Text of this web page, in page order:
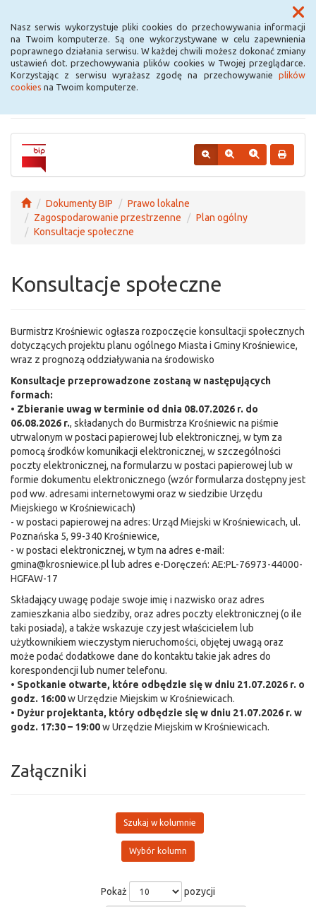
Nasz serwis wykorzystuje pliki cookies do przechowywania informacji
na Twoim komputerze. Są one wykorzystywane w celu zapewnienia
poprawnego działania serwisu. W każdej chwili możesz dokonać zmiany
ustawień dot. przechowywania plików cookies w Twojej przeglądarce.
Korzystając z serwisu wyrażasz zgodę na przechowywanie plików
cookies na Twoim komputerze.
Menu
Urząd Miejski w
Krośniewicach
Dokumenty BIP
Prawo lokalne
Zagospodarowanie przestrzenne
Plan ogólny
Konsultacje społeczne
Konsultacje społeczne
Burmistrz Krośniewic ogłasza rozpoczęcie konsultacji społecznych
dotyczących projektu planu ogólnego Miasta i Gminy Krośniewice,
wraz z prognozą oddziaływania na środowisko
Konsultacje przeprowadzone zostaną w następujących
formach:
• Zbieranie uwag w terminie od dnia 08.07.2026 r. do
06.08.2026 r., składanych do Burmistrza Krośniewic na piśmie
utrwalonym w postaci papierowej lub elektronicznej, w tym za
pomocą środków komunikacji elektronicznej, w szczególności
poczty elektronicznej, na formularzu w postaci papierowej lub w
formie dokumentu elektronicznego (wzór formularza dostępny jest
pod ww. adresami internetowymi oraz w siedzibie Urzędu
Miejskiego w Krośniewicach)
- w postaci papierowej na adres: Urząd Miejski w Krośniewicach, ul.
Poznańska 5, 99-340 Krośniewice,
- w postaci elektronicznej, w tym na adres e-mail:
gmina@krosniewice.pl lub adres e-Doręczeń: AE:PL-76973-44000-
HGFAW-17
Składający uwagę podaje swoje imię i nazwisko oraz adres
zamieszkania albo siedziby, oraz adres poczty elektronicznej (o ile
taki posiada), a także wskazuje czy jest właścicielem lub
użytkownikiem wieczystym nieruchomości, objętej uwagą oraz
może podać dodatkowe dane do kontaktu takie jak adres do
korespondencji lub numer telefonu.
• Spotkanie otwarte, które odbędzie się w dniu 21.07.2026 r. o
godz. 16:00w Urzędzie Miejskim w Krośniewicach.
• Dyżur projektanta, który odbędzie się w dniu 21.07.2026 r. w
godz. 17:30 – 19:00w Urzędzie Miejskim w Krośniewicach.
Załączniki
Szukaj w kolumnie
Wybór kolumn
Pokaż pozycji